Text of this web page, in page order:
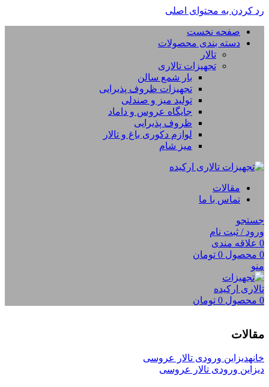
رد کردن به محتوای اصلی
صفحه نخست
دسته بندی محصولات
تالار
تجهیزات تالاری
بار شمع سالن
تجهیزات ظروف پذیرایی
تولید میز و صندلی
جایگاه عروس و داماد
ظروف پذیرایی
لوازم دکوری باغ و تالار
میز شام
مقالات
تماس با ما
جستجو
ورود / ثبت نام
0 علاقه مندی
0 محصول 0 تومان
منو
0 محصول 0 تومان
مقالات
خانهدیزاین ورودی تالار عروسی
دیزاین ورودی تالار عروسی